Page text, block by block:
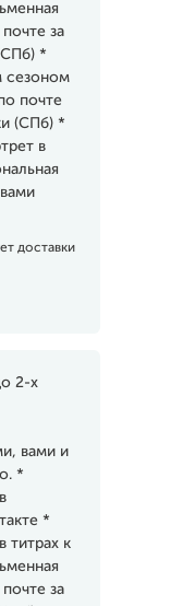
за
*
сезоном
почте
(СПб) *
в
доставки
2-х
вами и
*
*
титрах к
за